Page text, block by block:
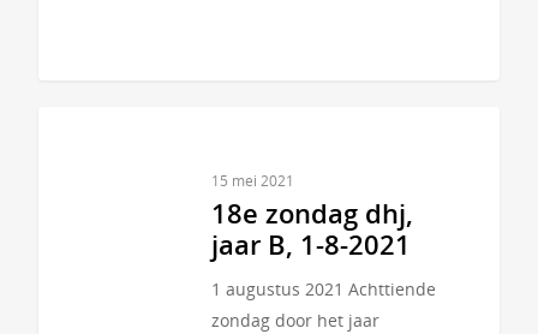
15 mei 2021
18e zondag dhj,
jaar B, 1-8-2021
1 augustus 2021 Achttiende
zondag door het jaar